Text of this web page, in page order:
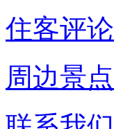
住客评论
周边景点